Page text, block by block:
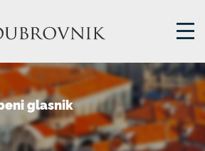
GRADSKA UPRAVA
glasnik